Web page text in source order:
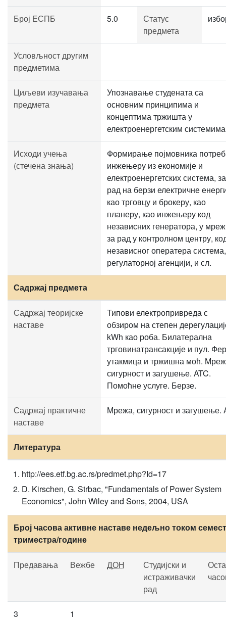
Број ЕСПБ 5.0
Статус
предмета
Условљност другим
предметима
Циљеви изучавања
предмета
Упознавање студената са
основним принципима и
концептима тржишта у
електроенергетским
Исходи учења
(стечена знања)
Формирање појмовника
инжењеру из економије и
електроенергетских система, за
рад на берзи електричне
као трговцу и брокеру, као
планеру, као инжењеру код
независних генератора, у
за рад у контролном центру,
независног оператера
регулаторној агенцији, и сл.
Садржај предмета
Садржај теоријске
наставе
Типови електропривреда с
обзиром на степен
kWh као роба. Билатерална
трговинатрансакције и пул. Фер
утакмица и тржишна моћ.
сигурност и загушење. ATC.
Помоћне услуге. Берзе.
Садржај практичне
наставе
Мрежа, сигурност и загушење.
Литература
http://ees.etf.bg.ac.rs/predmet.php?Id=17
D. Kirschen, G. Strbac, "Fundamentals of Power System
Economics", John Wiley and Sons, 2004, USA
Број часова активне наставе недељно током
триместра/године
Предавања Вежбе ДОН
Студијски и
истраживачки
рад
3 1